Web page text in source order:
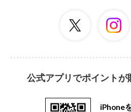
公式アプリでポイントが
iPhone